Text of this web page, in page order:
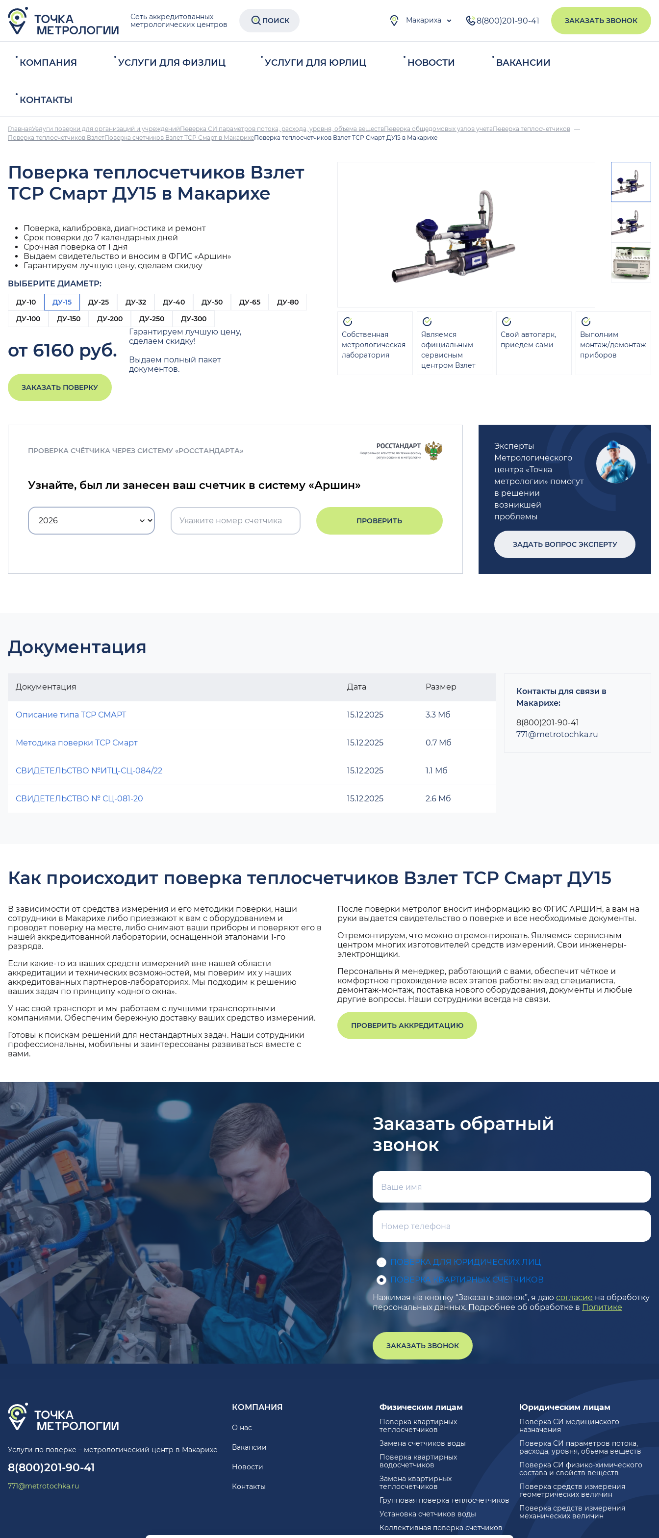
Сеть аккредитованных
метрологических центров
ПОИСК Макариха 8(800)201-90-41 ЗАКАЗАТЬ ЗВОНОК
КОМПАНИЯ УСЛУГИ ДЛЯ ФИЗЛИЦ УСЛУГИ ДЛЯ ЮРЛИЦ НОВОСТИ ВАКАНСИИ
КОНТАКТЫ
ГлавнаяУслуги поверки для организаций и учрежденийПоверка СИ параметров потока, расхода, уровня, объема веществПоверка общедомовых узлов учетаПоверка теплосчетчиков
Поверка теплосчетчиков ВзлетПоверка счетчиков Взлет ТСР Смарт в МакарихеПоверка теплосчетчиков Взлет ТСР Смарт ДУ15 в Макарихе
Поверка теплосчетчиков Взлет
ТСР Смарт ДУ15 в Макарихе
Поверка, калибровка, диагностика и ремонт
Срок поверки до 7 календарных дней
Срочная поверка от 1 дня
Выдаем свидетельство и вносим в ФГИС «Аршин»
Гарантируем лучшую цену, сделаем скидку
ВЫБЕРИТЕ ДИАМЕТР:
ДУ-10 ДУ-15 ДУ-25 ДУ-32 ДУ-40 ДУ-50 ДУ-65
ДУ-80
ДУ-100
ДУ-150 ДУ-200 ДУ-250 ДУ-300
от 6160 руб.
Гарантируем лучшую цену,
сделаем скидку!
Выдаем полный пакет
документов.
ЗАКАЗАТЬ ПОВЕРКУ
Собственная
метрологическая
лаборатория
Являемся
официальным
сервисным
центром Взлет
Свой автопарк,
приедем сами
Выполним
монтаж/демонтаж
приборов
ПРОВЕРКА СЧЁТЧИКА ЧЕРЕЗ СИСТЕМУ «РОССТАНДАРТА»
Узнайте, был ли занесен ваш счетчик в систему «Аршин»
ПРОВЕРИТЬ
Эксперты
Метрологического
центра «Точка
метрологии» помогут
в решении
возникшей
проблемы
ЗАДАТЬ ВОПРОС ЭКСПЕРТУ
Документация
Документация Дата Размер
Описание типа ТСР СМАРТ 15.12.2025 3.3 Мб
Методика поверки ТСР Смарт 15.12.2025 0.7 Мб
СВИДЕТЕЛЬСТВО №ИТЦ-СЦ-084/22 15.12.2025 1.1 Мб
СВИДЕТЕЛЬСТВО № СЦ-081-20 15.12.2025 2.6 Мб
Контакты для связи в
Макарихе:
8(800)201-90-41
771@metrotochka.ru
Как происходит поверка теплосчетчиков Взлет ТСР Смарт ДУ15
В зависимости от средства измерения и его методики поверки, наши
сотрудники в Макарихе либо приезжают к вам с оборудованием и
проводят поверку на месте, либо снимают ваши приборы и поверяют его в
нашей аккредитованной лаборатории, оснащенной эталонами 1-го
разряда.
Если какие-то из ваших средств измерений вне нашей области
аккредитации и технических возможностей, мы поверим их у наших
аккредитованных партнеров-лабораториях. Мы подходим к решению
ваших задач по принципу «одного окна».
У нас свой транспорт и мы работаем с лучшими транспортными
компаниями. Обеспечим бережную доставку ваших средство измерений.
Готовы к поискам решений для нестандартных задач. Наши сотрудники
профессиональны, мобильны и заинтересованы развиваться вместе с
вами.
После поверки метролог вносит информацию во ФГИС АРШИН, а вам на
руки выдается свидетельство о поверке и все необходимые документы.
Отремонтируем, что можно отремонтировать. Являемся сервисным
центром многих изготовителей средств измерений. Свои инженеры-
электронщики.
Персональный менеджер, работающий с вами, обеспечит чёткое и
комфортное прохождение всех этапов работы: выезд специалиста,
демонтаж-монтаж, поставка нового оборудования, документы и любые
другие вопросы. Наши сотрудники всегда на связи.
ПРОВЕРИТЬ АККРЕДИТАЦИЮ
Заказать обратный
звонок
ПОВЕРКА ДЛЯ ЮРИДИЧЕСКИХ ЛИЦ
ПОВЕРКА КВАРТИРНЫХ СЧЕТЧИКОВ
Нажимая на кнопку “Заказать звонок”, я даю согласие на обработку
персональных данных. Подробнее об обработке в Политике
ЗАКАЗАТЬ ЗВОНОК
Услуги по поверке – метрологический центр в Макарихе
8(800)201-90-41
771@metrotochka.ru
КОМПАНИЯ
О нас
Вакансии
Новости
Контакты
Физическим лицам
Поверка квартирных
теплосчетчиков
Замена счетчиков воды
Поверка квартирных
водосчетчиков
Замена квартирных
теплосчетчиков
Групповая поверка теплосчетчиков
Установка счетчиков воды
Коллективная поверка счетчиков
Юридическим лицам
Поверка СИ медицинского
назначения
Поверка СИ параметров потока,
расхода, уровня, объема веществ
Поверка СИ физико-химического
состава и свойств веществ
Поверка средств измерения
геометрических величин
Поверка средств измерения
механических величин